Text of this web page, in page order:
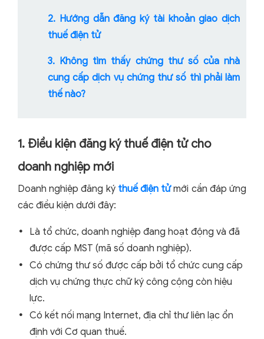
2. Hướng dẫn đăng ký tài khoản giao dịch
thuế điện tử
3. Không tìm thấy chứng thư số của nhà
cung cấp dịch vụ chứng thư số thì phải làm
thế nào?
1. Điều kiện đăng ký thuế điện tử cho
doanh nghiệp mới
Doanh nghiệp đăng ký thuế điện tửmới cần đáp ứng
các điều kiện dưới đây:
Là tổ chức, doanh nghiệp đang hoạt động và đã
được cấp MST (mã số doanh nghiệp).
Có chứng thư số được cấp bởi tổ chức cung cấp
dịch vụ chứng thực chữ ký công cộng còn hiệu
lực.
Có kết nối mạng Internet, địa chỉ thư liên lạc ổn
định với Cơ quan thuế.